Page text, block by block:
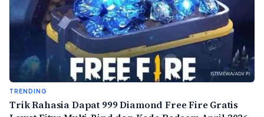
TRENDING
Trik Rahasia Dapat 999 Diamond Free Fire Gratis